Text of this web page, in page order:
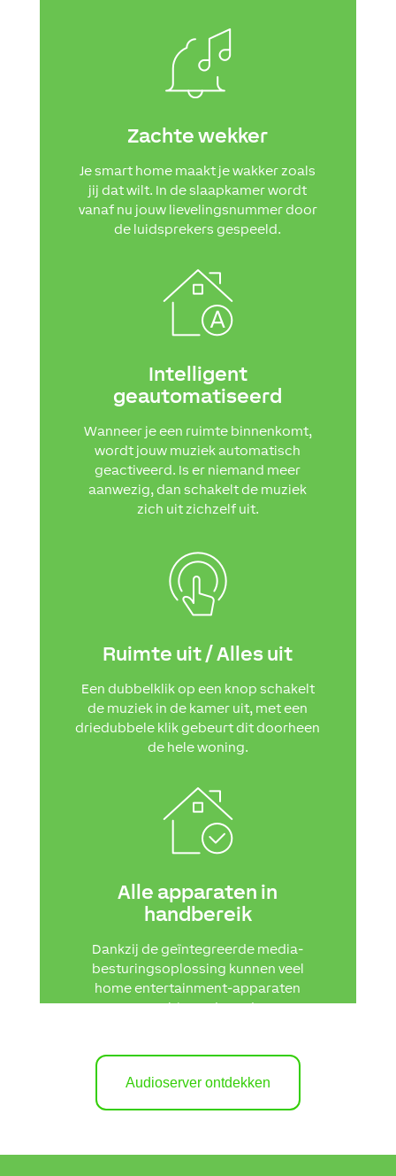
Zachte wekker
Je smart home maakt je wakker zoals
jij dat wilt. In de slaapkamer wordt
vanaf nu jouw lievelingsnummer door
de luidsprekers gespeeld.
Intelligent
geautomatiseerd
Wanneer je een ruimte binnenkomt,
wordt jouw muziek automatisch
geactiveerd. Is er niemand meer
aanwezig, dan schakelt de muziek
zich uit zichzelf uit.
Ruimte uit / Alles uit
Een dubbelklik op een knop schakelt
de muziek in de kamer uit, met een
driedubbele klik gebeurt dit doorheen
de hele woning.
Alle apparaten in
handbereik
Dankzij de geïntegreerde media-
besturingsoplossing kunnen veel
home entertainment-apparaten
gecombineerd worden.
Audioserver ontdekken